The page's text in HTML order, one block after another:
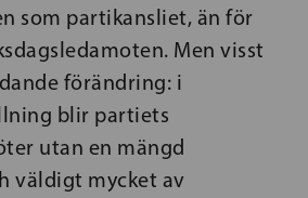
som partikansliet, än för
Men visst
förändring: i
blir partiets
utan en mängd
väldigt mycket av